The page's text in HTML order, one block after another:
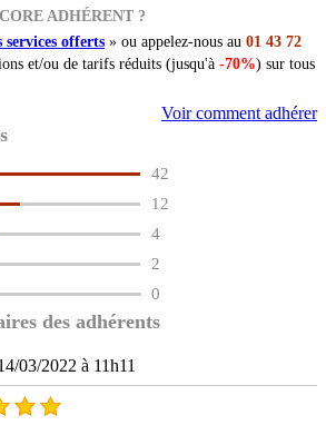
ADHÉRENT ?
services offerts » ou appelez-nous au 01 43 72
et/ou de tarifs réduits (jusqu'à -70%) sur tous
Voir comment adhérer
42
12
4
2
0
des adhérents
03/2022 à 11h11